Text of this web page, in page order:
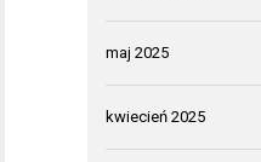
maj 2025
kwiecień 2025